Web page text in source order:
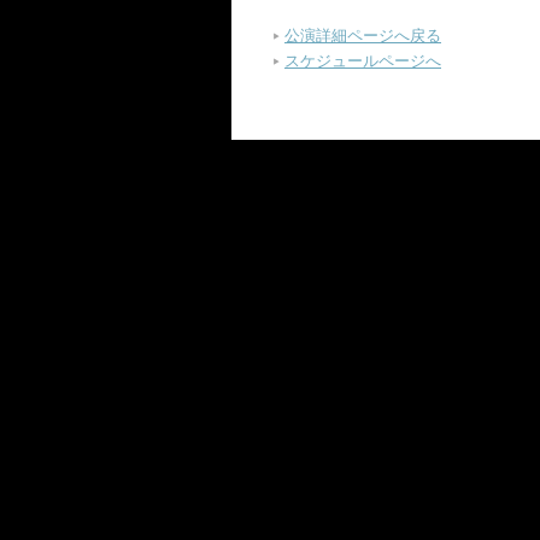
公演詳細ページへ戻る
スケジュールページへ